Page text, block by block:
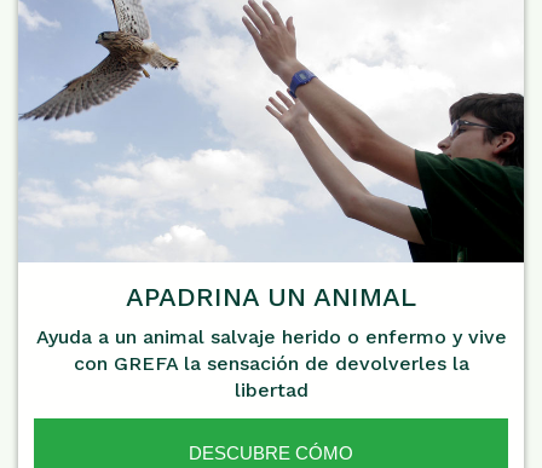
APADRINA UN ANIMAL
Ayuda a un animal salvaje herido o enfermo y vive
con GREFA la sensación de devolverles la
libertad
DESCUBRE CÓMO